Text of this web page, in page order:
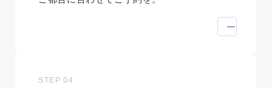
STEP 04